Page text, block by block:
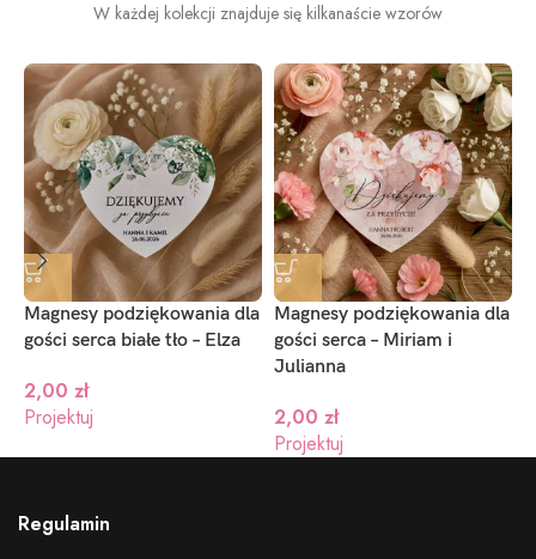
W każdej kolekcji znajduje się kilkanaście wzorów
Magnesy podziękowania dla
gości serca białe tło – Elza
2,00 zł
Projektuj
Magnesy podziękowania dla
gości serca – Miriam i
Julianna
2,00 zł
Projektuj
Regulamin